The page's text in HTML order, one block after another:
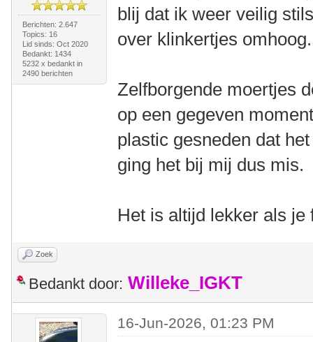
Berichten: 2.647
Topics: 16
Lid sinds: Oct 2020
Bedankt: 1434
5232 x bedankt in
2490 berichten
blij dat ik weer veilig
over klinkertjes
Zelfborgende moertjes
op een gegeven
plastic gesneden dat
ging het bij mij dus mis.
Het is altijd lekker als je
Zoek
Bedankt door: Willeke_IGKT
16-Jun-2026, 01:23 PM